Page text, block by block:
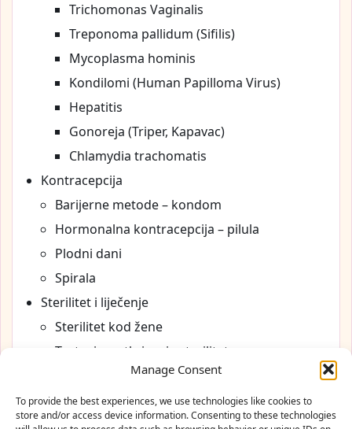
Manage Consent
To provide the best experiences, we use technologies like cookies to
store and/or access device information. Consenting to these technologies
Trichomonas Vaginalis
Treponoma pallidum (Sifilis)
Mycoplasma hominis
Kondilomi (Human Papilloma Virus)
Hepatitis
Gonoreja (Triper, Kapavac)
Chlamydia trachomatis
Kontracepcija
Barijerne metode – kondom
Hormonalna kontracepcija – pilula
Plodni dani
Spirala
Sterilitet i liječenje
Sterilitet kod žene
Testovi za otkrivanje steriliteta
Cookie Policy (EU)